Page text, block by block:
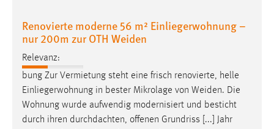
Renovierte moderne 56 m² Einliegerwohnung –
nur 200m zur OTH Weiden
Relevanz:
bung Zur Vermietung steht eine frisch renovierte, helle
Einliegerwohnung in bester Mikrolage von Weiden. Die
Wohnung wurde aufwendig modernisiert und besticht
durch ihren durchdachten, offenen Grundriss [...] Jahr
Name:
_pk_ref, _pk_cvar, _pk_id, _pk_ses
Zweck:
Zugriffsstatistik